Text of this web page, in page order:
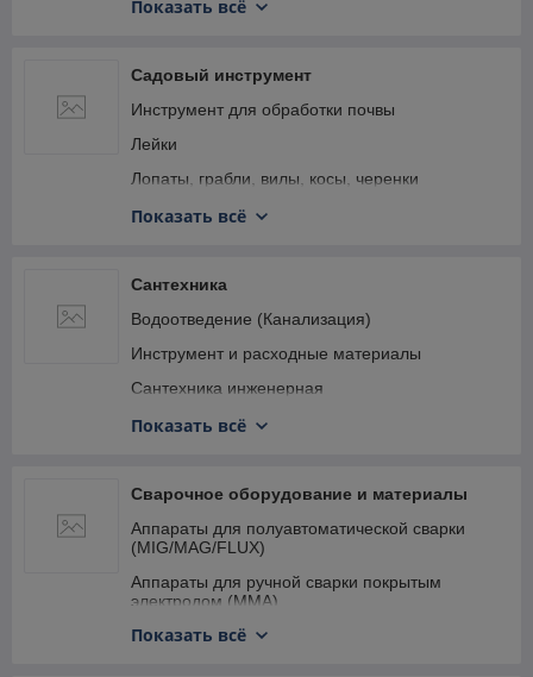
Культиваторы и мотоблоки
Лодочные моторы
Мотокосы и триммеры
Мотоножницы, электроножницы, кусторезы,
Показать всё
Садовый инструмент
Инструмент для обработки почвы
Лейки
Лопаты, грабли, вилы, косы, черенки
Опрыскиватели
Секаторы, кусторезы, ножницы, ножи
Показать всё
Сантехника
Водоотведение (Канализация)
Инструмент и расходные материалы
Сантехника инженерная
Сантехника чистовая
Чистка прайса (РАСПРОДАЖА)
Показать всё
Сварочное оборудование и материалы
Аппараты для полуавтоматической сварки
(MIG/MAG/FLUX)
Аппараты для ручной сварки покрытым
электродом (MMA)
Горелки и резаки газовые
Показать всё